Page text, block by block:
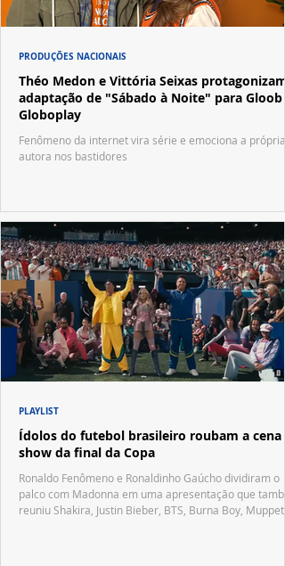
Théo Medon e Vittória Seixas protagonizam
adaptação de "Sábado à Noite" para Gloob e
Globoplay
Fenômeno da internet vira série e emociona a própria
autora nos bastidores
PRODUÇÕES NACIONAIS
Ídolos do futebol brasileiro roubam a cena
show da final da Copa
Ronaldo Fenômeno e Ronaldinho Gaúcho dividiram o
palco com Madonna em uma apresentação que
reuniu Shakira, Justin Bieber, BTS, Burna Boy, Muppets,
PLAYLIST